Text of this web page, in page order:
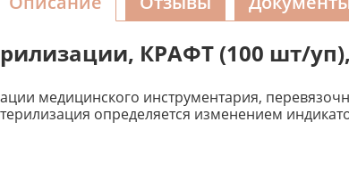
КРАФТ (100 шт/
медицинского инструментария,
определяется изменением